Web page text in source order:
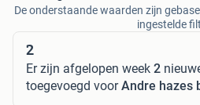
De onderstaande waarden zijn
ingestelde
2
Er zijn afgelopen week 2
toegevoegd voorAndre hazes